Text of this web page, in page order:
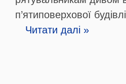
п’ятиповерхової
Читати далі »